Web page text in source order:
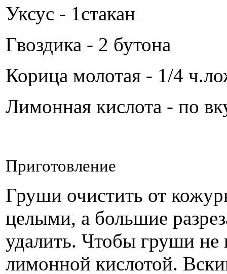
Уксус - 1стакан
Гвоздика - 2 бутона
Корица молотая - 1/4
Лимонная кислота - по
Приготовление
Груши очистить от
целыми, а большие
удалить. Чтобы груши не
лимонной кислотой.